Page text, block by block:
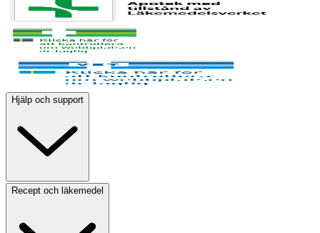
Hjälp och support
Recept och läkemedel